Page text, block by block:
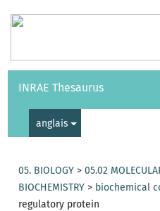
Vocabulaires API
INRAE Thesaurus
anglais
05. BIOLOGY >05.02
BIOCHEMISTRY > biochemical
regulatory protein